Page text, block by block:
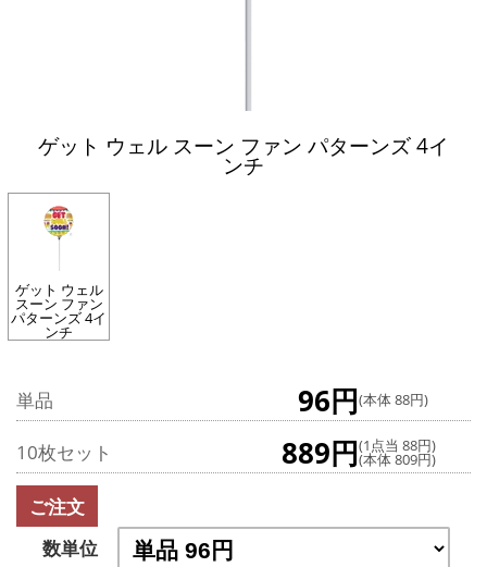
ゲット ウェル スーン ファン パターンズ 4イ
ンチ
ゲット ウェル
スーン ファン
パターンズ 4イ
ンチ
単品 96円(本体 88円)
10枚セット 889円(1点当 88円)
(本体 809円)
ご注文
数単位